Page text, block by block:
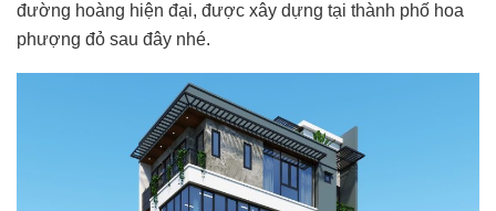
đường hoàng hiện đại, được xây dựng tại thành phố hoa
phượng đỏ sau đây nhé.